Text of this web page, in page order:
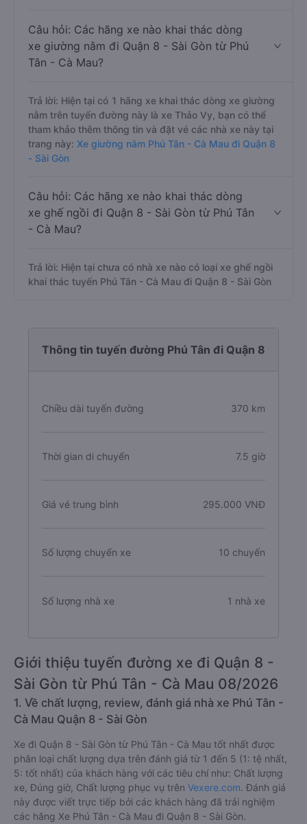
Câu hỏi: Các hãng xe nào khai thác dòng
xe giường nằm đi Quận 8 - Sài Gòn từ Phú
Tân - Cà Mau?
Trả lời: Hiện tại có 1 hãng xe khai thác dòng xe giường
nằm trên tuyến đường này là xe Thảo Vy, bạn có thể
tham khảo thêm thông tin và đặt vé các nhà xe này tại
trang này: Xe giường nằm Phú Tân - Cà Mau đi Quận 8
- Sài Gòn
Câu hỏi: Các hãng xe nào khai thác dòng
xe ghế ngồi đi Quận 8 - Sài Gòn từ Phú Tân
- Cà Mau?
Trả lời: Hiện tại chưa có nhà xe nào có loại xe ghế ngồi
khai thác tuyến Phú Tân - Cà Mau đi Quận 8 - Sài Gòn
Thông tin tuyến đường Phú Tân đi Quận 8
Chiều dài tuyến đường 370 km
Thời gian di chuyển 7.5 giờ
Giá vé trung bình 295.000 VNĐ
Số lượng chuyến xe 10 chuyến
Số lượng nhà xe 1 nhà xe
Giới thiệu tuyến đường xe đi Quận 8 -
Sài Gòn từ Phú Tân - Cà Mau 08/2026
1. Về chất lượng, review, đánh giá nhà xe Phú Tân -
Cà Mau Quận 8 - Sài Gòn
Xe đi Quận 8 - Sài Gòn từ Phú Tân - Cà Mau tốt nhất được
phân loại chất lượng dựa trên đánh giá từ 1 đến 5 (1: tệ nhất,
5: tốt nhất) của khách hàng với các tiêu chí như: Chất lượng
xe, Đúng giờ, Chất lượng phục vụ trên Vexere.com. Đánh giá
này được viết trực tiếp bởi các khách hàng đã trải nghiệm
các hãng Xe Phú Tân - Cà Mau đi Quận 8 - Sài Gòn.